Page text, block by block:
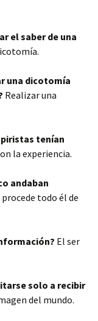
el saber de una
una dicotomía
Realizar una
tenían
la experiencia.
andaban
todo él de
El ser
solo a recibir
del mundo.